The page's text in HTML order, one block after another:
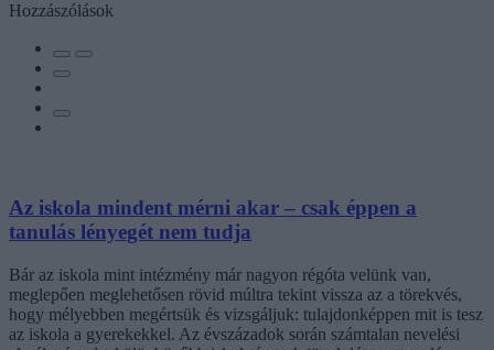
Hozzászólások
Az iskola mindent mérni akar – csak éppen a
tanulás lényegét nem tudja
Bár az iskola mint intézmény már nagyon régóta velünk van,
meglepően meglehetősen rövid múltra tekint vissza az a törekvés,
hogy mélyebben megértsük és vizsgáljuk: tulajdonképpen mit is tesz
az iskola a gyerekekkel. Az évszázadok során számtalan nevelési